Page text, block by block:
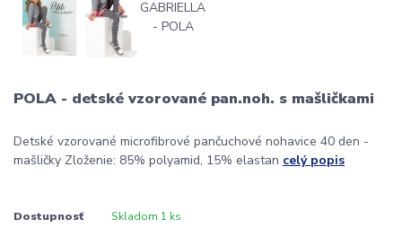
POLA - detské vzorované pan.noh. s mašličkami
Detské vzorované microfibrové pančuchové nohavice 40 den -
mašličky Zloženie: 85% polyamid, 15% elastan celý popis
Dostupnosť Skladom 1 ks